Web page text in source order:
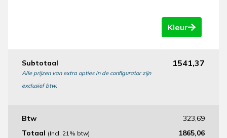
Kleur
Subtotaal 1541,37
Alle prijzen van extra opties in de configurator zijn
exclusief btw.
Btw
323,69
Totaal (Incl. 21% btw) 1865,06